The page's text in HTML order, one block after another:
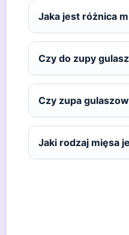
Jaka jest różnica
Czy do zupy
Czy zupa
Jaki rodzaj mięsa